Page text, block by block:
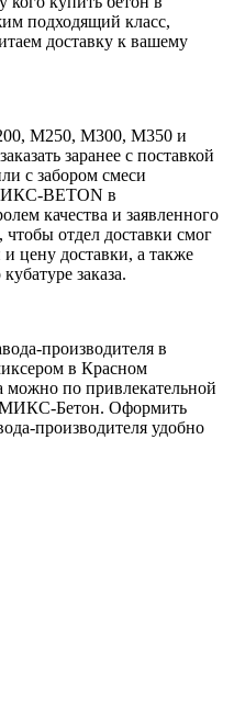
подходящий класс,
доставку к вашему
М250, М300, М350 и
заранее с поставкой
с забором смеси
BETON в
качества и заявленного
отдел доставки смог
и цену доставки, а также
заказа.
производителя в
в Красном
можно по привлекательной
МИКС-Бетон. Оформить
производителя удобно